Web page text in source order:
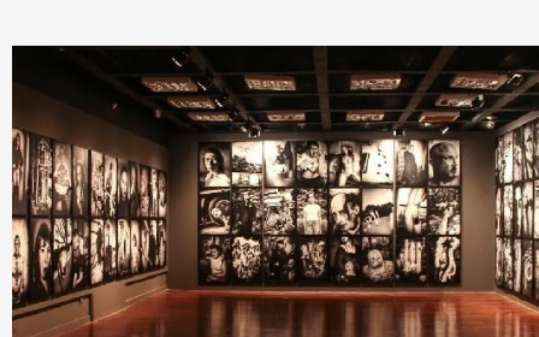
EN PT-BR